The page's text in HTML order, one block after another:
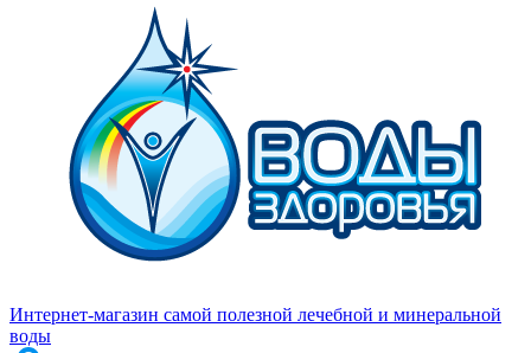
Интернет-магазин самой полезной лечебной и минеральной
воды